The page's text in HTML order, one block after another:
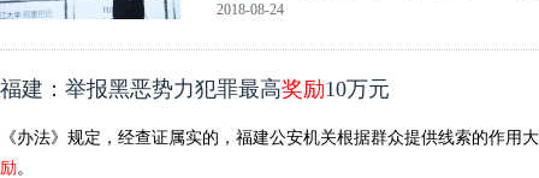
2018-08-24
福建：举报黑恶势力犯罪最高奖励10万元
《办法》规定，经查证属实的，福建公安机关根据群众提供线索的作用
励。